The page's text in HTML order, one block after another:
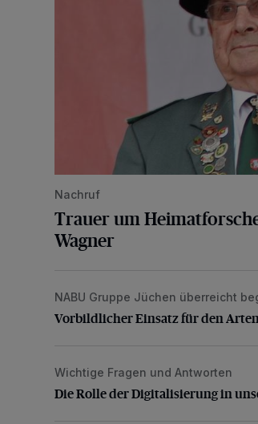
Nachruf
Trauer um
Wagner
Vorbildlicher Einsatz für den
NABU Gruppe Jüchen überreicht
Vorbildlicher Einsatz für den
Die Rolle der Digitalisierung in
Wichtige Fragen und Antworten
Die Rolle der Digitalisierung in